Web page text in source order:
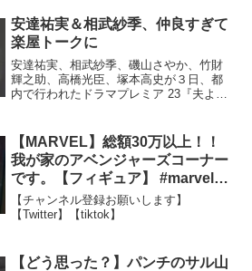
安達祐実＆相武紗季、仲良すぎて
楽屋トークに
安達祐実、相武紗季、磯山さやか、竹財
輝之助、高橋光臣、塚本高史が３日、都
内で行われたドラマプレミア 23『夫よ、
【MARVEL】総額30万以上！！
我が家のアベンジャーズコーナー
です。【フィギュア】 #marvel
#avengers #ironman #mcu
#marvelstudios #ゲーム
【チャンネル登録お願いします】
【Twitter】【tiktok】
【どう思った？】パンチのサル山